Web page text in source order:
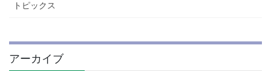
トピックス
アーカイブ